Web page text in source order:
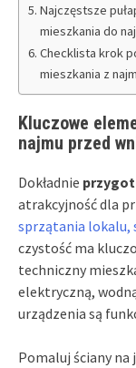
Najczęstsze
mieszkania do
Checklista krok
mieszkania z
Kluczowe
najmu przed
Dokładnie
atrakcyjność dla
sprzątania lokalu,
czystość ma
techniczny
elektryczną,
urządzenia są
Pomaluj ściany